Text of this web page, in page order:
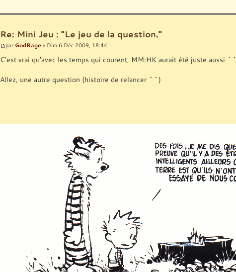
Re: Mini Jeu : "Le jeu de la question."
par GodRage » Dim 6 Déc 2009, 18:44
C'est vrai qu'avec les temps qui courent, MM:HK aurait été juste aussi ^^
Allez, une autre question (histoire de relancer ^^)